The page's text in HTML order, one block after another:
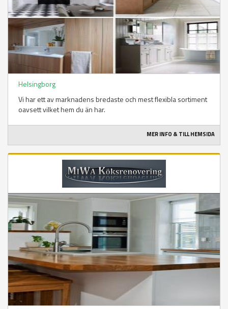
Helsingborg
Vi har ett av marknadens bredaste och mest flexibla sortiment
oavsett vilket hem du än har.
MER INFO & TILL HEMSIDA